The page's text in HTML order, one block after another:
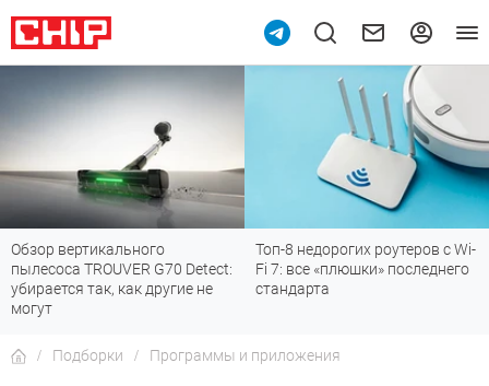
Detect:
не
Топ-8 недорогих роутеров с Wi-
Fi 7: все «плюшки» последнего
стандарта
7 мессенджеров,
отлично работают в
Подборки Программы и приложения